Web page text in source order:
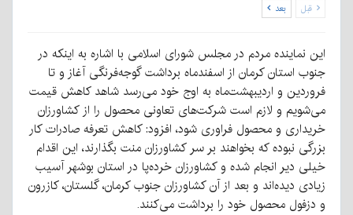
قبل بعد
این نماینده مردم در مجلس شورای اسلامی با اشاره به اینکه در
جنوب استان کرمان از اسفندماه برداشت گوجه‌فرنگی آغاز و تا
فروردین و اردیبهشت‌ماه به اوج خود می‌رسد شاهد کاهش قیمت
می‌شویم و لازم است شرکت‌های تعاونی محصول را از کشاورزان
خریداری و محصول فراوری شود، افزود: کاهش تعرفه صادرات کار
بزرگی نبوده که بخواهند بر سر کشاورزان منت بگذارند، این اقدام
خیلی دیر انجام شده و کشاورزان خرده‌پا در استان بوشهر آسیب
زیادی دیده‌اند و بعد از آن کشاورزان جنوب کرمان، گلستان، کازرون
و دزفول محصول خود را برداشت می‌کنند.